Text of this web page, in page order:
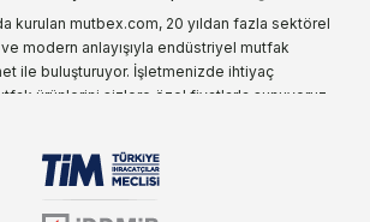
kurulan mutbex.com, 20 yıldan fazla sektörel
modern anlayışıyla endüstriyel mutfak
ile buluşturuyor. İşletmenizde ihtiyaç
ürünlerini sizlere özel fiyatlarla sunuyoruz.
deyince akla gelen ilk adreslerden
da faliyet gösteren mutbex.com,
Öztiryakiler ürünleri üzerinde büyük bir
ile müşterilerine koşulsuz destek sunan